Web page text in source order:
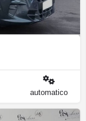
automatico